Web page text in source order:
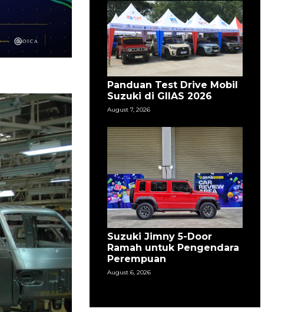
Panduan Test Drive Mobil
Suzuki di GIIAS 2026
August 7, 2026
Suzuki Jimny 5-Door
Ramah untuk Pengendara
Perempuan
August 6, 2026